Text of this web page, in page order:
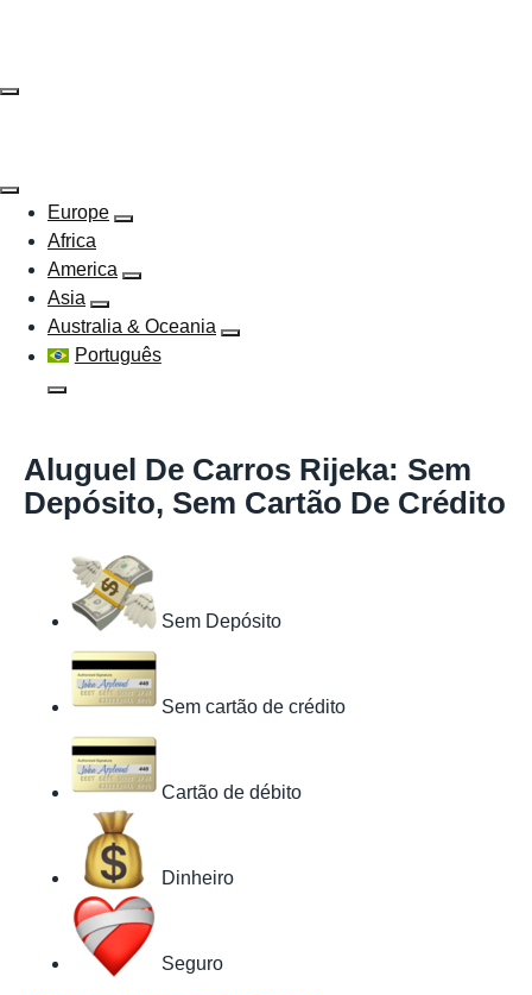
Europe
Africa
America
Asia
Australia & Oceania
Português
Aluguel De Carros Rijeka: Sem
Depósito, Sem Cartão De Crédito
Sem Depósito
Sem cartão de crédito
Cartão de débito
Dinheiro
Seguro